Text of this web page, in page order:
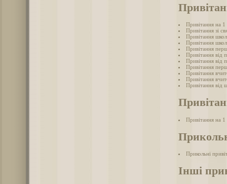
Привітання на 1
Привітання зі
Привітання
Привітання
Привітання
Привітання від
Привітання від
Привітання
Привітання
Привітання
Привітання від
Привітання на 1
Прикольні
Інші